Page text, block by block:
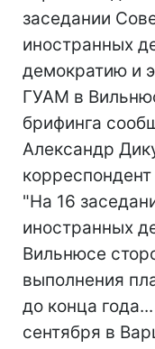
заседании
иностранных
демократию и
ГУАМ в
брифинга
Александр
корреспондент
"На 16
иностранных
Вильнюсе
выполнения
до конца
сентября в